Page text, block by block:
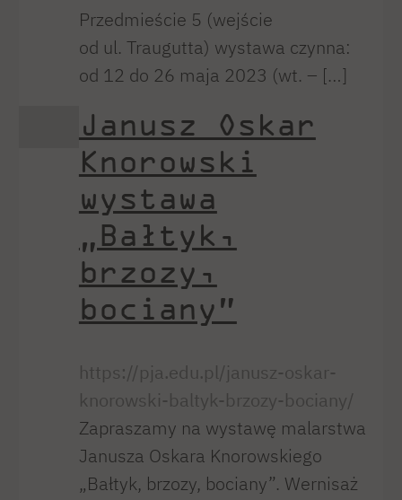
Przedmieście 5 (wejście
od ul. Traugutta) wystawa czynna:
od 12 do 26 maja 2023 (wt. – […]
Janusz Oskar
Knorowski
wystawa
„Bałtyk,
brzozy,
bociany”
https://pja.edu.pl/janusz-oskar-
knorowski-baltyk-brzozy-bociany/
Zapraszamy na wystawę malarstwa
Janusza Oskara Knorowskiego
„Bałtyk, brzozy, bociany”. Wernisaż